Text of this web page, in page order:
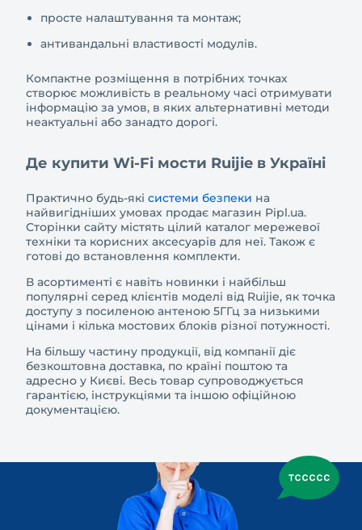
просте налаштування та монтаж;
антивандальні властивості модулів.
Компактне розміщення в потрібних точках
створює можливість в реальному часі отримувати
інформацію за умов, в яких альтернативні методи
неактуальні або занадто дорогі.
Де купити Wi-Fi мости Ruijie в Україні
Практично будь-які системи безпеки на
найвигідніших умовах продає магазин Pipl.ua.
Сторінки сайту містять цілий каталог мережевої
техніки та корисних аксесуарів для неї. Також є
готові до встановлення комплекти.
В асортименті є навіть новинки і найбільш
популярні серед клієнтів моделі від Ruijie, як точка
доступу з посиленою антеною 5ГГц за низькими
цінами і кілька мостових блоків різної потужності.
На більшу частину продукції, від компанії діє
безкоштовна доставка, по країні поштою та
адресно у Києві. Весь товар супроводжується
гарантією, інструкціями та іншою офіційною
документацією.